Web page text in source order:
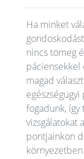
Ha minket
nincs tömeg
páciensekkel
magad
fogadunk,
vizsgálatokat
pontjainkon